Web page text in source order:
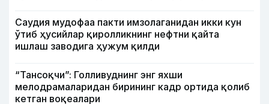
Саудия мудофаа пакти имзолаганидан икки кун
ўтиб ҳусийлар қиролликнинг нефтни қайта
ишлаш заводига ҳужум қилди
“Тансоқчи”: Голливуднинг энг яхши
мелодрамаларидан бирининг кадр ортида қолиб
кетган воқеалари